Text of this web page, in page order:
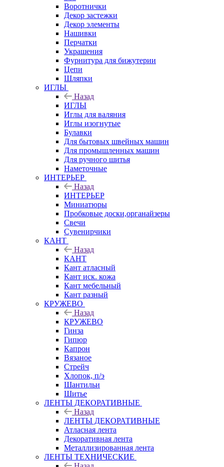
Воротнички
Декор застежки
Декор элементы
Нашивки
Перчатки
Украшения
Фурнитура для бижутерии
Цепи
Шляпки
ИГЛЫ
Назад
ИГЛЫ
Иглы для валяния
Иглы изогнутые
Булавки
Для бытовых швейных машин
Для промышленных машин
Для ручного шитья
Наметочные
ИНТЕРЬЕР
Назад
ИНТЕРЬЕР
Миниатюры
Пробковые доски,органайзеры
Свечи
Сувенирчики
КАНТ
Назад
КАНТ
Кант атласный
Кант иск. кожа
Кант мебельный
Кант разный
КРУЖЕВО
Назад
КРУЖЕВО
Гинза
Гипюр
Капрон
Вязаное
Стрейч
Хлопок, п/э
Шантильи
Шитье
ЛЕНТЫ ДЕКОРАТИВНЫЕ
Назад
ЛЕНТЫ ДЕКОРАТИВНЫЕ
Атласная лента
Декоративная лента
Металлизированная лента
ЛЕНТЫ ТЕХНИЧЕСКИЕ